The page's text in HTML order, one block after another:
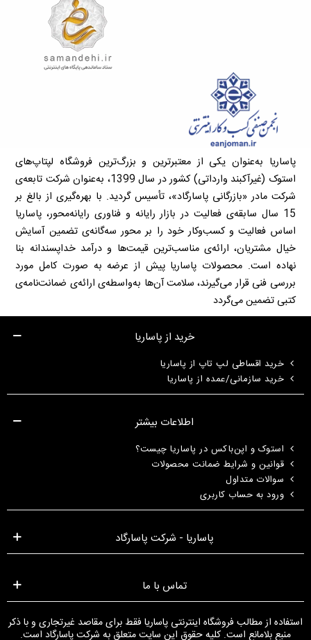
پاساریا به‌عنوان یکی از معتبرترین و بزرگ‌ترین فروشگاه لپتاپ‌های
استوک (غیرآکبند وارداتی) کشور در سال 1399، به‌عنوان شرکت تابعه‌ی
شرکت مادر «بازرگانی پاسارگاد»، تأسیس گردید. با بهره‌گیری از بالغ بر
15 سال سابقه‌ی فعالیت در بازار رایانه و فناوری رایانه‌محور، پاساریا
اساس فعالیت و کسب‌وکار خود را بر محور سه‌گانه‌ی تضمین آسایش
خیال مشتریان، ارائه‌ی مناسب‌ترین قیمت‌ها و درآمد خداپسندانه بنا
نهاده است. محصولات پاساریا پیش از عرضه به صورت کامل مورد
بررسی فنی قرار می‌گیرند، سلامت آن‌ها به‌واسطه‌ی ارائه‌ی ضمانت‌نامه‌ی
کتبی تضمین می‌گردد
خرید از پاساریا
خرید اقساطی لپ تاپ از پاساریا
خرید سازمانی/عمده از پاساریا
اطلاعات بیشتر
استوک و اپن‌باکس در پاساریا چیست؟
قوانین و شرایط ضمانت محصولات
سوالات متداول
ورود به حساب کاربری
پاساریا - شرکت پاسارگاد
تماس با ما
استفاده از مطالب فروشگاه اینترنتی پاساریا فقط برای مقاصد غیرتجاری و با ذکر
منبع بلامانع است. کلیه حقوق این سایت متعلق به شرکت پاسارگاد است.